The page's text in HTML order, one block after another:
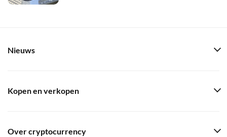
Nieuws
Kopen en verkopen
Over cryptocurrency